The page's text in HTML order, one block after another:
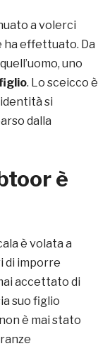
a volerci
ha effettuato. Da
uno
. Lo sceicco è
si
dalla
è
è volata a
di imporre
accettato di
suo figlio
è mai stato